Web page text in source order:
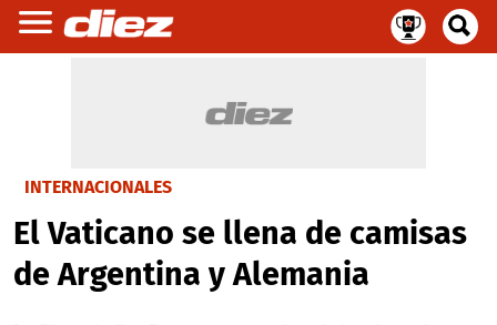
INTERNACIONALES
El Vaticano se llena de camisas
de Argentina y Alemania